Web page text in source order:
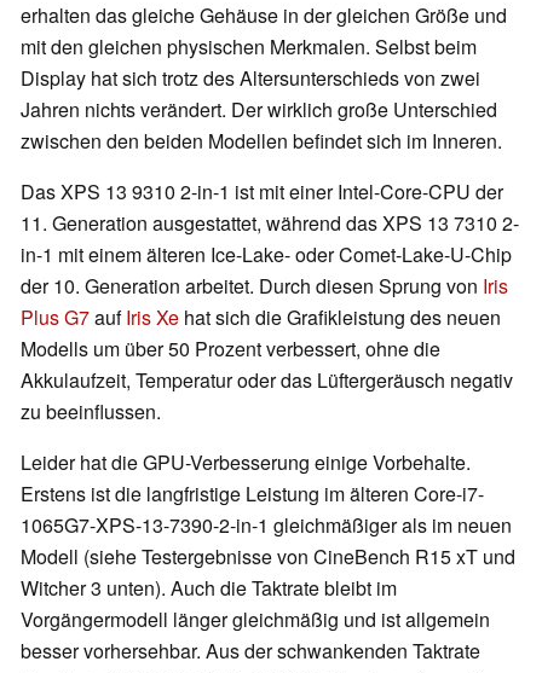
erhalten das gleiche Gehäuse in der gleichen Größe und
mit den gleichen physischen Merkmalen. Selbst beim
Display hat sich trotz des Altersunterschieds von zwei
Jahren nichts verändert. Der wirklich große Unterschied
zwischen den beiden Modellen befindet sich im Inneren.
Das XPS 13 9310 2-in-1 ist mit einer Intel-Core-CPU der
11. Generation ausgestattet, während das XPS 13 7310 2-
in-1 mit einem älteren Ice-Lake- oder Comet-Lake-U-Chip
der 10. Generation arbeitet. Durch diesen Sprung von Iris
Plus G7aufIris Xe hat sich die Grafikleistung des neuen
Modells um über 50 Prozent verbessert, ohne die
Akkulaufzeit, Temperatur oder das Lüftergeräusch negativ
zu beeinflussen.
Leider hat die GPU-Verbesserung einige Vorbehalte.
Erstens ist die langfristige Leistung im älteren Core-i7-
1065G7-XPS-13-7390-2-in-1 gleichmäßiger als im neuen
Modell (siehe Testergebnisse von CineBench R15 xT und
Witcher 3 unten). Auch die Taktrate bleibt im
Vorgängermodell länger gleichmäßig und ist allgemein
besser vorhersehbar. Aus der schwankenden Taktrate